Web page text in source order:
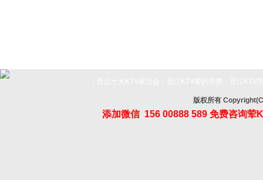
版权所有
添加微信 156 00888 589 免费咨询荤